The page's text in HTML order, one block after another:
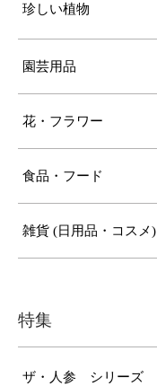
珍しい植物
園芸用品
花・フラワー
食品・フード
雑貨 (日用品・コスメ)
特集
ザ・人参 シリーズ